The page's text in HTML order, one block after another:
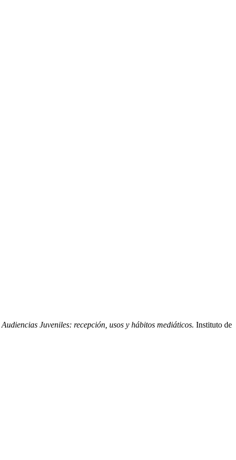
Audiencias Juveniles: recepción, usos y hábitos mediáticos. Instituto de